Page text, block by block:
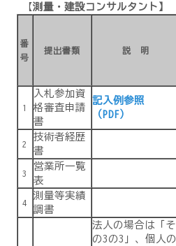
【測量・建設コンサルタント】
番
号
提出書類 説 明
1
入札参加資
格審査申請
書
記入例参照
（PDF）
2
技術者経歴
書
3
営業所一覧
表
4
測量等実績
調書
法人の場合は「そ
の3の3」、個人の